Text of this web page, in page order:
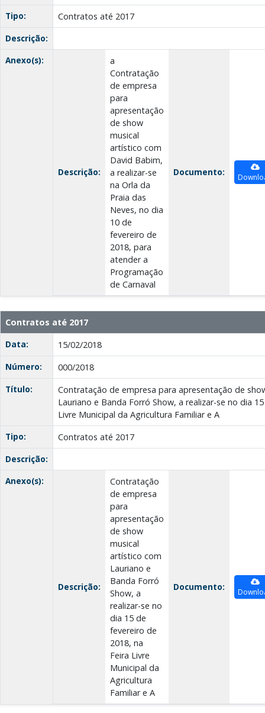
Tipo:
Contratos até 2017
Descrição:
Anexo(s):
Descrição:
a
Contratação
de empresa
para
apresentação
de show
musical
artístico com
David Babim,
a realizar-se
na Orla da
Praia das
Neves, no dia
10 de
fevereiro de
2018, para
atender a
Programação
de Carnaval
Documento:
Contratos até 2017
Data:
15/02/2018
Número:
000/2018
Título:
Contratação de empresa para apresentação de
Lauriano e Banda Forró Show, a realizar-se no dia
Livre Municipal da Agricultura Familiar e A
Tipo:
Contratos até 2017
Descrição:
Anexo(s):
Descrição:
Contratação
de empresa
para
apresentação
de show
musical
artístico com
Lauriano e
Banda Forró
Show, a
realizar-se no
dia 15 de
fevereiro de
2018, na
Feira Livre
Municipal da
Agricultura
Familiar e A
Documento: